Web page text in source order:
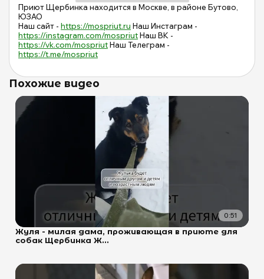
Приют Щербинка находится в Москве, в районе Бутово,
ЮЗАО
Наш сайт - https://mospriut.ru Наш Инстаграм -
https://instagram.com/mospriutНаш ВК -
https://vk.com/mospriutНаш Телеграм -
https://t.me/mospriut
Похожие видео
0:51
Жуля - милая дама, проживающая в приюте для
собак Щербинка Ж...